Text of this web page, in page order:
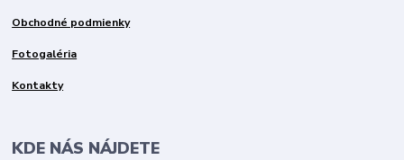
Obchodné podmienky
Fotogaléria
Kontakty
KDE NÁS NÁJDETE